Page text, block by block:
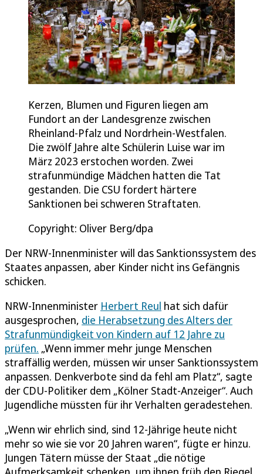
Kerzen, Blumen und Figuren liegen am
Fundort an der Landesgrenze zwischen
Rheinland-Pfalz und Nordrhein-Westfalen.
Die zwölf Jahre alte Schülerin Luise war im
März 2023 erstochen worden. Zwei
strafunmündige Mädchen hatten die Tat
gestanden. Die CSU fordert härtere
Sanktionen bei schweren Straftaten.
Copyright: Oliver Berg/dpa
Der NRW-Innenminister will das Sanktionssystem des
Staates anpassen, aber Kinder nicht ins Gefängnis
schicken.
NRW-Innenminister Herbert Reul hat sich dafür
ausgesprochen, die Herabsetzung des Alters der
Strafunmündigkeit von Kindern auf 12 Jahre zu
prüfen. „Wenn immer mehr junge Menschen
straffällig werden, müssen wir unser Sanktionssystem
anpassen. Denkverbote sind da fehl am Platz“, sagte
der CDU-Politiker dem „Kölner Stadt-Anzeiger“. Auch
Jugendliche müssten für ihr Verhalten geradestehen.
„Wenn wir ehrlich sind, sind 12-Jährige heute nicht
mehr so wie sie vor 20 Jahren waren“, fügte er hinzu.
Jungen Tätern müsse der Staat „die nötige